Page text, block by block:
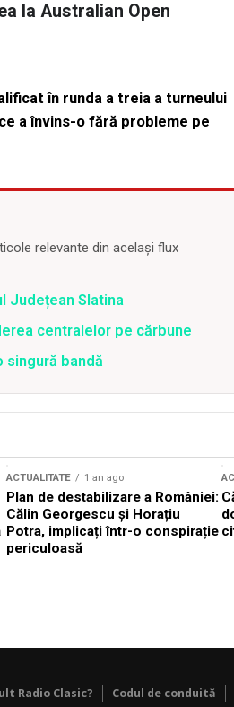
la Australian Open
în runda a treia a turneului
a învins-o fără probleme pe
relevante din același flux
Județean Slatina
centralelor pe cărbune
singură bandă
ACTUALITATE 1 an ago
Plan de destabilizare a României:
Călin Georgescu și Horațiu
Potra, implicați într-o conspirație
periculoasă
Radio Clasic? Codul de conduită